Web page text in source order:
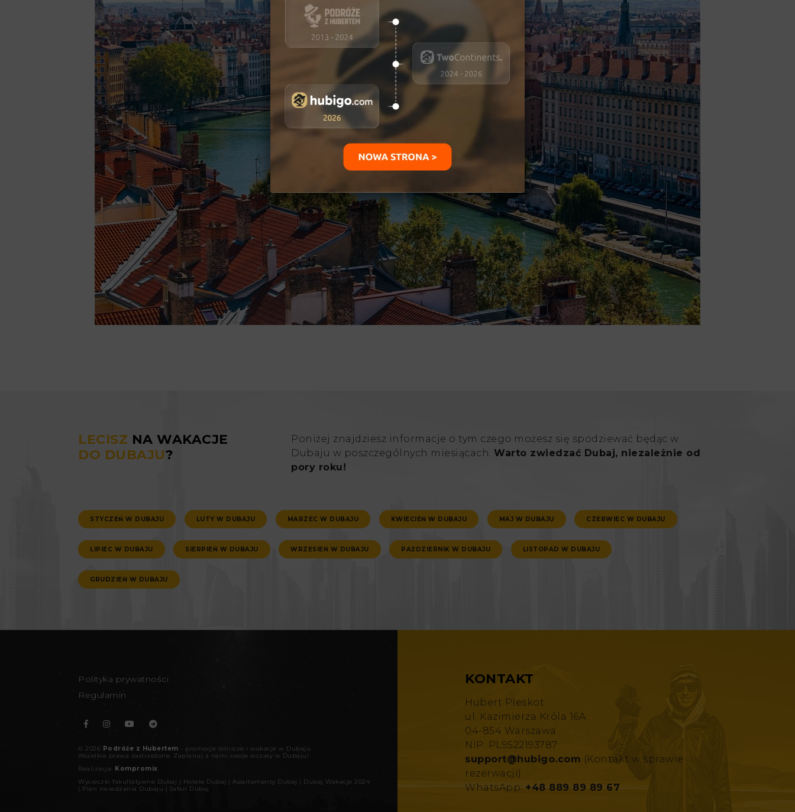
LECISZ NA WAKACJE
DO DUBAJU?
Poniżej znajdziesz informacje o tym czego możesz się spodziewać będąc w
Dubaju w poszczególnych miesiącach. Warto zwiedzać Dubaj, niezależnie od
pory roku!
STYCZEŃ W DUBAJU LUTY W DUBAJU MARZEC W DUBAJU KWIECIEŃ W DUBAJU MAJ W DUBAJU CZERWIEC W DUBAJU
LIPIEC W DUBAJU SIERPIEŃ W DUBAJU WRZESIEŃ W DUBAJU PAŹDZIERNIK W DUBAJU LISTOPAD W DUBAJU
GRUDZIEŃ W DUBAJU
Polityka prywatności
Regulamin
© 2026 Podróże z Hubertem - promocje lotnicze i wakacje w Dubaju
Wszelkie prawa zastrzeżone. Zaplanuj z nami swoje wczasy w Dubaju!
Realizacja: Kompromix
Wycieczki fakultatywne Dubaj | Hotele Dubaj | Apartamenty Dubaj | Dubaj Wakacje 2024
| Plan zwiedzania Dubaju | Safari Dubaj
KONTAKT
Hubert Pleskot
ul. Kazimierza Króla 16A
04-854 Warszawa
NIP: PL9522193787
support@hubigo.com (Kontakt w sprawie
rezerwacji)
WhatsApp: +48 889 89 89 67